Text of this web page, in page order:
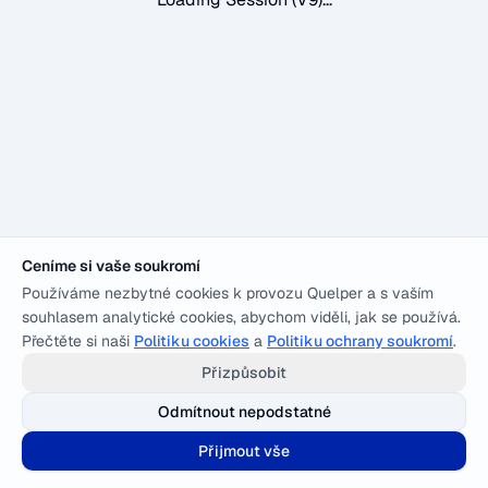
Ceníme si vaše soukromí
Používáme nezbytné cookies k provozu Quelper a s vaším
souhlasem analytické cookies, abychom viděli, jak se používá.
Přečtěte si naši Politiku cookies a Politiku ochrany soukromí.
Přizpůsobit
Odmítnout nepodstatné
Přijmout vše